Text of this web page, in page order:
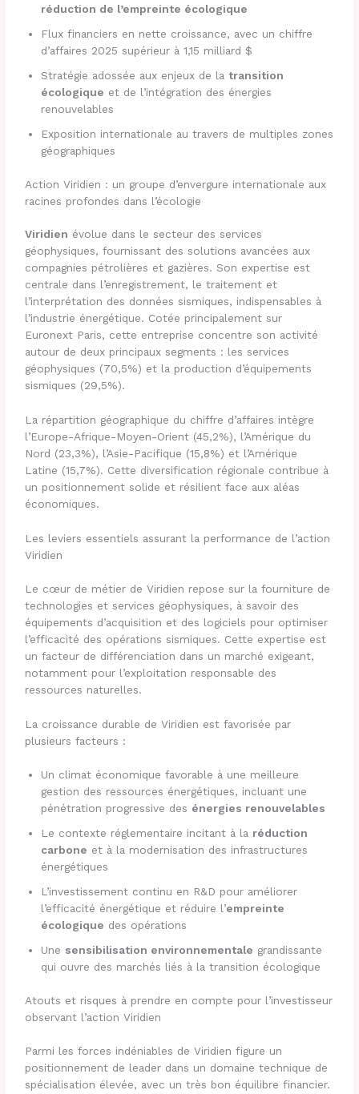
réduction de l’empreinte écologique
Flux financiers en nette croissance, avec un chiffre
d’affaires 2025 supérieur à 1,15 milliard $
Stratégie adossée aux enjeux de latransition
écologique et de l’intégration des énergies
renouvelables
Exposition internationale au travers de multiples zones
géographiques
Action Viridien : un groupe d’envergure internationale aux
racines profondes dans l’écologie
Viridien évolue dans le secteur des services
géophysiques, fournissant des solutions avancées aux
compagnies pétrolières et gazières. Son expertise est
centrale dans l’enregistrement, le traitement et
l’interprétation des données sismiques, indispensables à
l’industrie énergétique. Cotée principalement sur
Euronext Paris, cette entreprise concentre son activité
autour de deux principaux segments : les services
géophysiques (70,5%) et la production d’équipements
sismiques (29,5%).
La répartition géographique du chiffre d’affaires intègre
l’Europe-Afrique-Moyen-Orient (45,2%), l’Amérique du
Nord (23,3%), l’Asie-Pacifique (15,8%) et l’Amérique
Latine (15,7%). Cette diversification régionale contribue à
un positionnement solide et résilient face aux aléas
économiques.
Les leviers essentiels assurant la performance de l’action
Viridien
Le cœur de métier de Viridien repose sur la fourniture de
technologies et services géophysiques, à savoir des
équipements d’acquisition et des logiciels pour optimiser
l’efficacité des opérations sismiques. Cette expertise est
un facteur de différenciation dans un marché exigeant,
notamment pour l’exploitation responsable des
ressources naturelles.
La croissance durable de Viridien est favorisée par
plusieurs facteurs :
Un climat économique favorable à une meilleure
gestion des ressources énergétiques, incluant une
pénétration progressive des énergies renouvelables
Le contexte réglementaire incitant à la réduction
carbone et à la modernisation des infrastructures
énergétiques
L’investissement continu en R&D pour améliorer
l’efficacité énergétique et réduire l’empreinte
écologique des opérations
Une sensibilisation environnementale grandissante
qui ouvre des marchés liés à la transition écologique
Atouts et risques à prendre en compte pour l’investisseur
observant l’action Viridien
Parmi les forces indéniables de Viridien figure un
positionnement de leader dans un domaine technique de
spécialisation élevée, avec un très bon équilibre financier.